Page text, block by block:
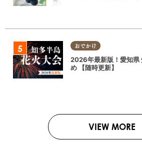
おでかけ
2026年最新版！愛知県
め 【随時更新】
VIEW MORE